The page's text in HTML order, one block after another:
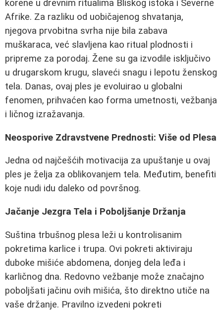
korene u drevnim ritualima Bliskog istoka i Severne
Afrike. Za razliku od uobičajenog shvatanja,
njegova prvobitna svrha nije bila zabava
muškaraca, već slavljena kao ritual plodnosti i
pripreme za porodaj. Žene su ga izvodile isključivo
u drugarskom krugu, slaveći snagu i lepotu ženskog
tela. Danas, ovaj ples je evoluirao u globalni
fenomen, prihvaćen kao forma umetnosti, vežbanja
i ličnog izražavanja.
Neosporive Zdravstvene Prednosti: Više od Plesa
Jedna od najčešćih motivacija za upuštanje u ovaj
ples je želja za oblikovanjem tela. Međutim, benefiti
koje nudi idu daleko od površnog.
Jačanje Jezgra Tela i Poboljšanje Držanja
Suština trbušnog plesa leži u kontrolisanim
pokretima karlice i trupa. Ovi pokreti aktiviraju
duboke mišiće abdomena, donjeg dela leđa i
karličnog dna. Redovno vežbanje može značajno
poboljšati jačinu ovih mišića, što direktno utiče na
vaše držanje. Pravilno izvedeni pokreti